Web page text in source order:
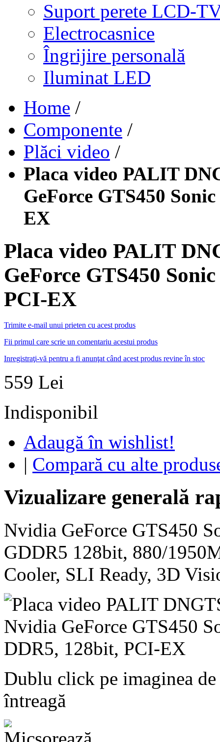
Suport perete LCD-
Electrocasnice
Îngrijire personală
Iluminat LED
Home /
Componente /
Plăci video /
Placa video PALIT
GeForce GTS450
EX
Placa video PALIT
GeForce GTS450
PCI-EX
Trimite e-mail unui prieten cu acest produs
Fii primul care scrie un comentariu acestui produs
Inregistraţi-vă pentru a fi anunţat când acest produs revine în stoc
559 Lei
Indisponibil
Adaugă în wishlist!
| Compară cu alte
Vizualizare generală
Nvidia GeForce GTS450
GDDR5 128bit, 880/
Cooler, SLI Ready, 3D
Dublu click pe imaginea de
întreagă